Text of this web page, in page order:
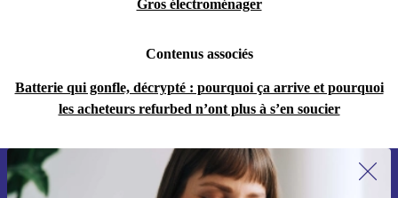
Gros électroménager
Contenus associés
Batterie qui gonfle, décrypté : pourquoi ça arrive et pourquoi
les acheteurs refurbed n’ont plus à s’en soucier
Recevoir offres et infos de refurbed